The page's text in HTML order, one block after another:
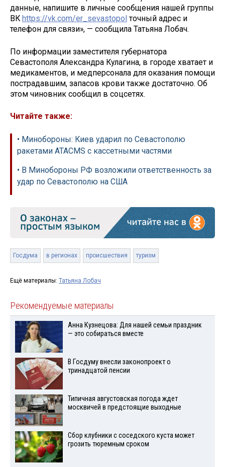
данные, напишите в личные сообщения нашей группы
ВК https://vk.com/er_sevastopol точный адрес и
телефон для связи», — сообщила Татьяна Лобач.
По информации заместителя губернатора
Севастополя Александра Кулагина, в городе хватает и
медикаментов, и медперсонала для оказания помощи
пострадавшим, запасов крови также достаточно. Об
этом чиновник сообщил в соцсетях.
Читайте также:
• Минобороны: Киев ударил по Севастополю
ракетами ATACMS с кассетными частями
• В Минобороны РФ возложили ответственность за
удар по Севастополю на США
Госдума в регионах происшествия туризм
Ещё материалы: Татьяна Лобач
Рекомендуемые материалы
Анна Кузнецова: Для нашей семьи праздник
— это собираться вместе
В Госдуму внесли законопроект о
тринадцатой пенсии
Типичная августовская погода ждет
москвичей в предстоящие выходные
Сбор клубники с соседского куста может
грозить тюремным сроком